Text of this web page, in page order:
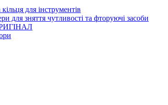
для інструментів
для зняття чутливості та фторуючі засоби